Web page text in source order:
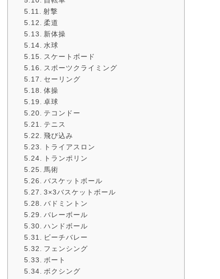
射撃
柔道
新体操
水球
スケートボード
スポーツクライミング
セーリング
体操
卓球
テコンドー
テニス
飛び込み
トライアスロン
トランポリン
馬術
バスケットボール
3×3バスケットボール
バドミントン
バレーボール
ハンドボール
ビーチバレー
フェンシング
ボート
ボクシング